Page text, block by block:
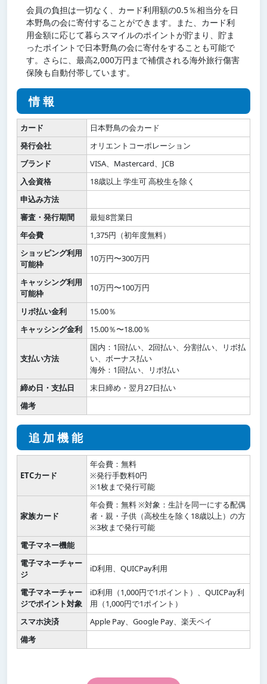
会員の負担は一切なく、カード利用額の0.5％相当分を日
本野鳥の会に寄付することができます。また、カード利
用金額に応じて暮らスマイルのポイントが貯まり、貯ま
ったポイントで日本野鳥の会に寄付をすることも可能で
す。さらに、最高2,000万円まで補償される海外旅行傷害
保険も自動付帯しています。
情報
カード
日本野鳥の会カード
発行会社
オリエントコーポレーション
ブランド
VISA、Mastercard、JCB
入会資格
18歳以上 学生可 高校生を除く
申込み方法
審査・発行期間
最短8営業日
年会費
1,375円（初年度無料）
ショッピング利用
可能枠
10万円〜300万円
キャッシング利用
可能枠
10万円〜100万円
リボ払い金利
15.00％
キャッシング金利
15.00％〜18.00％
支払い方法
国内：1回払い、2回払い、分割払い、リボ払
い、ボーナス払い
海外：1回払い、リボ払い
締め日・支払日
末日締め・翌月27日払い
備考
追加機能
ETCカード
年会費：無料
※発行手数料0円
※1枚まで発行可能
家族カード
年会費：無料 ※対象：生計を同一にする配偶
者・親・子供（高校生を除く18歳以上）の方
※3枚まで発行可能
電子マネー機能
電子マネーチャー
ジ
iD利用、QUICPay利用
電子マネーチャー
ジでポイント対象
iD利用（1,000円で1ポイント）、QUICPay利
用（1,000円で1ポイント）
スマホ決済
Apple Pay、Google Pay、楽天ペイ
備考